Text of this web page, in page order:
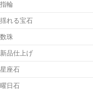
指輪
揺れる宝石
数珠
新品仕上げ
星座石
曜日石